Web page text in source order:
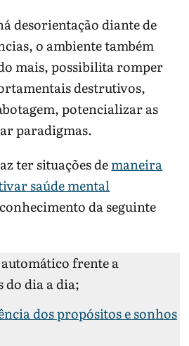
desorientação diante de
o ambiente também
mais, possibilita romper
destrutivos,
potencializar as
paradigmas.
ter situações demaneira
saúde mental
da seguinte
frente a
dia a dia;
dos propósitos e sonhos